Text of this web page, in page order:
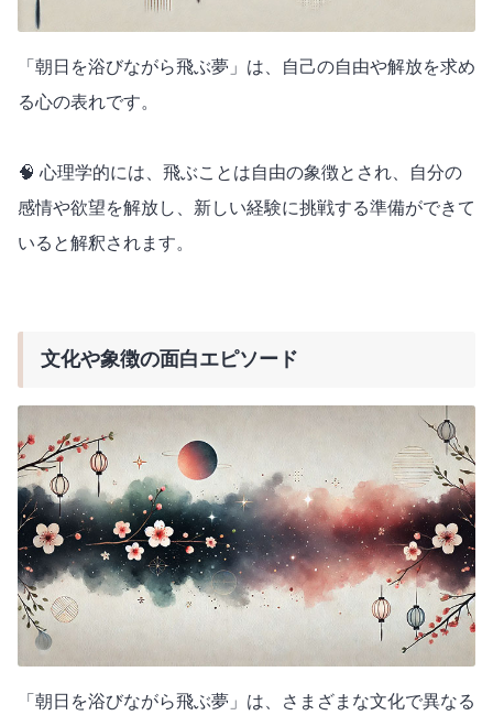
「朝日を浴びながら飛ぶ夢」は、自己の自由や解放を求め
る心の表れです。
🧠 心理学的には、飛ぶことは自由の象徴とされ、自分の
感情や欲望を解放し、新しい経験に挑戦する準備ができて
いると解釈されます。
文化や象徴の面白エピソード
「朝日を浴びながら飛ぶ夢」は、さまざまな文化で異なる